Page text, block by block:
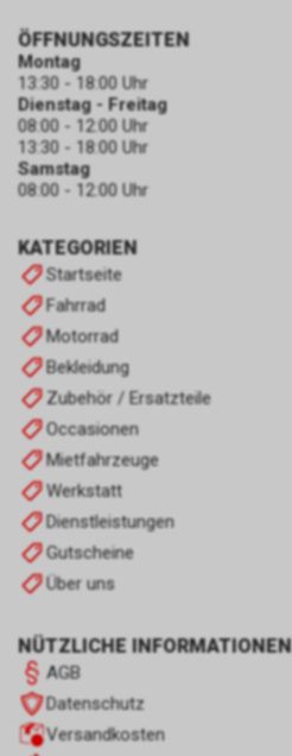
KATEGORIEN
Startseite
Fahrrad
Motorrad
Bekleidung
Zubehör / Ersatzteile
Occasionen
Mietfahrzeuge
Werkstatt
Dienstleistungen
Gutscheine
Über uns
NÜTZLICHE INFORMATIONEN
AGB
Datenschutz
Versandkosten
ÖFFNUNGSZEITEN
Montag
13:30 - 18:00 Uhr
Dienstag - Freitag
08:00 - 12:00 Uhr
13:30 - 18:00 Uhr
Samstag
08:00 - 12:00 Uhr